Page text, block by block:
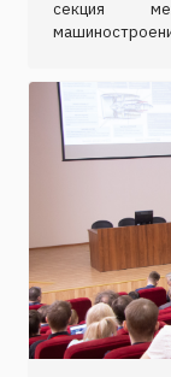
секция